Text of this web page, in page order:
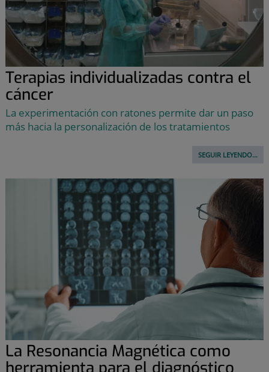
Terapias individualizadas contra el
cáncer
La experimentación con ratones permite dar un paso
más hacia la personalización de los tratamientos
SEGUIR LEYENDO...
La Resonancia Magnética como